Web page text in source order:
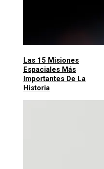
Las 15 Misiones
Espaciales Más
Importantes De La
Historia